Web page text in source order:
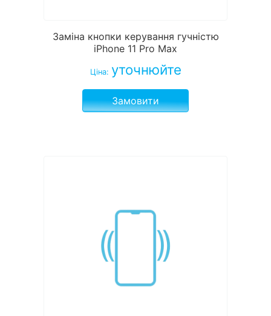
Заміна кнопки керування гучністю
iPhone 11 Pro Max
Ціна: уточнюйте
Замовити